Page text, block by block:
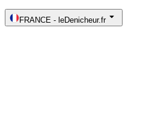
FRANCE - leDenicheur.fr